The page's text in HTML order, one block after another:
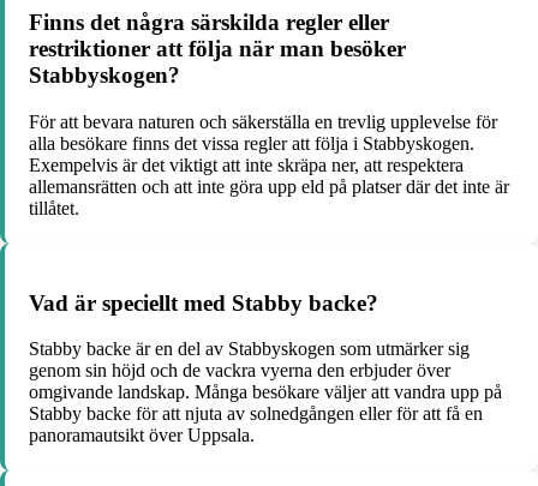
Finns det några särskilda regler eller
restriktioner att följa när man besöker
Stabbyskogen?
För att bevara naturen och säkerställa en trevlig upplevelse för
alla besökare finns det vissa regler att följa i Stabbyskogen.
Exempelvis är det viktigt att inte skräpa ner, att respektera
allemansrätten och att inte göra upp eld på platser där det inte är
tillåtet.
Vad är speciellt med Stabby backe?
Stabby backe är en del av Stabbyskogen som utmärker sig
genom sin höjd och de vackra vyerna den erbjuder över
omgivande landskap. Många besökare väljer att vandra upp på
Stabby backe för att njuta av solnedgången eller för att få en
panoramautsikt över Uppsala.